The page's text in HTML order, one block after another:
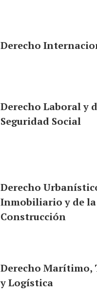
Derecho
Derecho Laboral y
Seguridad Social
Derecho
Inmobiliario y de la
Construcción
Derecho Marítimo,
y Logística